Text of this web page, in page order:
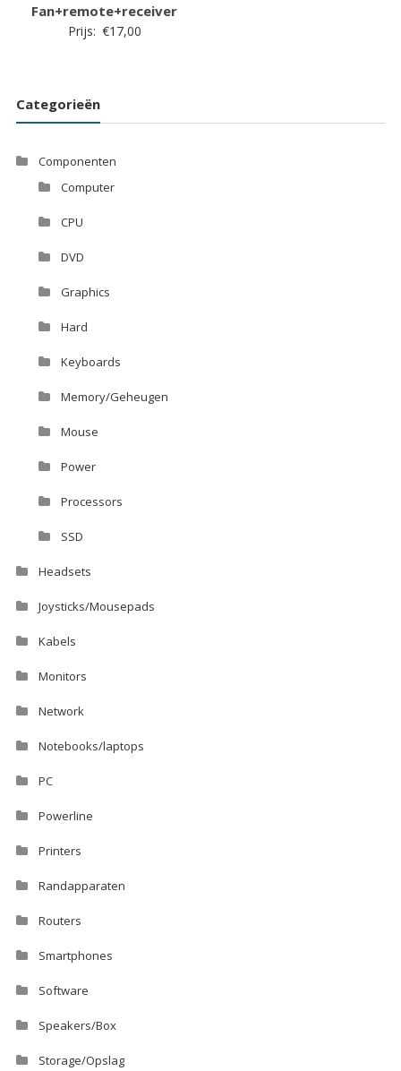
Fan+remote+receiver
Prijs: €17,00
Categorieën
Componenten
Computer
CPU
DVD
Graphics
Hard
Keyboards
Memory/Geheugen
Mouse
Power
Processors
SSD
Headsets
Joysticks/Mousepads
Kabels
Monitors
Network
Notebooks/laptops
PC
Powerline
Printers
Randapparaten
Routers
Smartphones
Software
Speakers/Box
Storage/Opslag